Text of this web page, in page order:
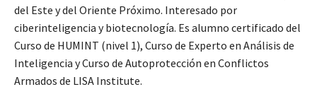
del Este y del Oriente Próximo. Interesado por
ciberinteligencia y biotecnología. Es alumno certificado del
Curso de HUMINT (nivel 1), Curso de Experto en Análisis de
Inteligencia y Curso de Autoprotección en Conflictos
Armados de LISA Institute.